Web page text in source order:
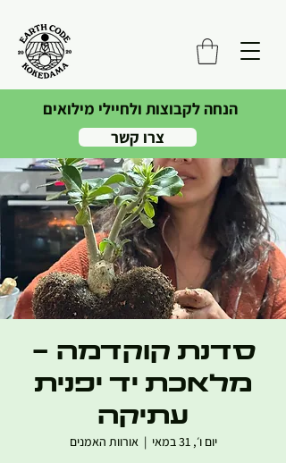
הנחה לקבוצות ולחיילי מילואים
צרו קשר
סדנת קוקדמה -
מלאכת יד יפנית
עתיקה
יום ו׳, 31 במאי
  |
אורוות האמנים